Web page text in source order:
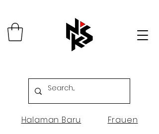
Halaman Baru Frauen